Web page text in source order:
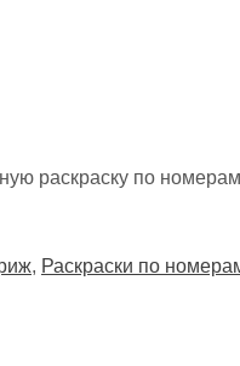
раскраску по
, Раскраски по